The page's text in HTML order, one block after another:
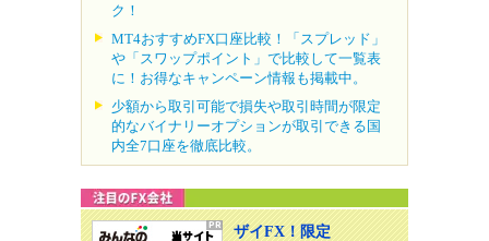
ク！
MT4おすすめFX口座比較！「スプレッド」
や「スワップポイント」で比較して一覧表
に！お得なキャンペーン情報も掲載中。
少額から取引可能で損失や取引時間が限定
的なバイナリーオプションが取引できる国
内全7口座を徹底比較。
ザイFX！限定